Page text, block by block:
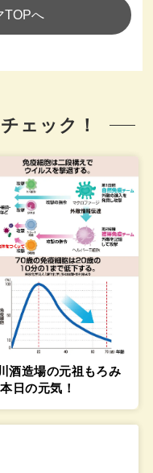
TOPへ
ェック！
酒造場の元祖もろみ
日の元気！